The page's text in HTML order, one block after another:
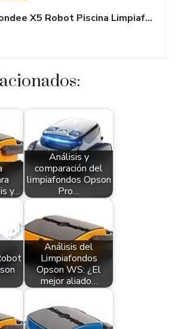
Pondee X5 Robot Piscina Limpiafondos y Paredes, Planificación Inteligente,...
y…
Análisis y
comparación del
limpiafondos Opson
Pro…
Análisis del
Limpiafondos
Opson WS: ¿El
mejor aliado…